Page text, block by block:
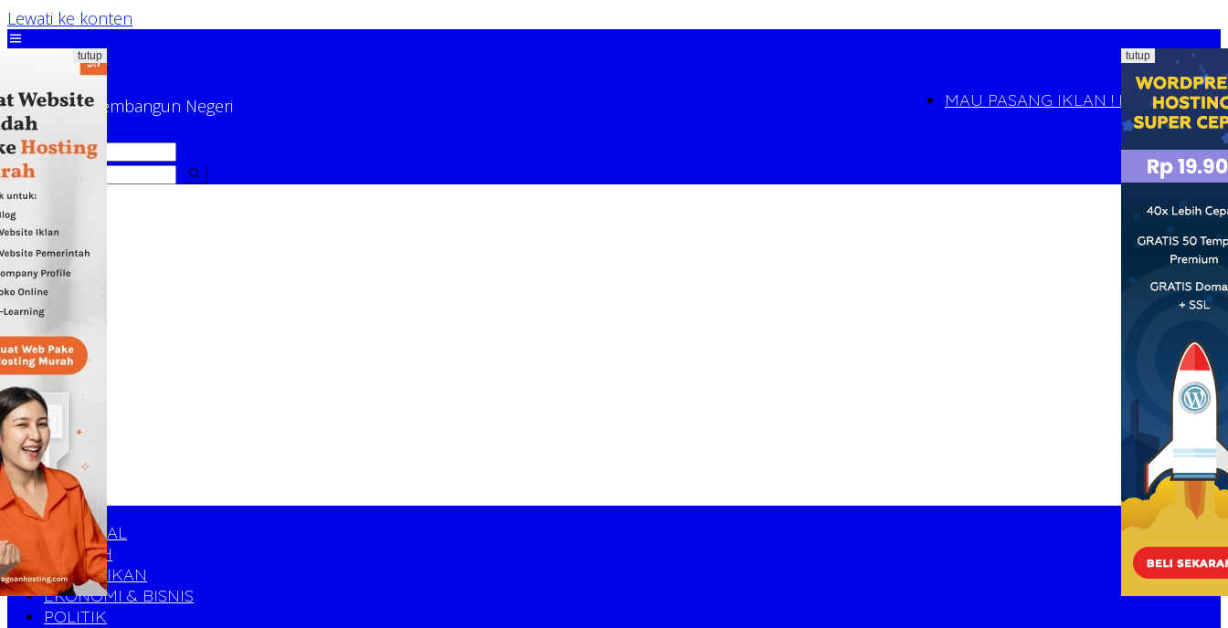
Lewati ke konten
MAU PASANG IKLAN ! KLIK DI SINI !
Bersinergi Membangun Negeri
Relasi Publik
Bersinergi Membangun Negeri
NASIONAL
DAERAH
PENDIDIKAN
EKONOMI & BISNIS
POLITIK
tutup tutup